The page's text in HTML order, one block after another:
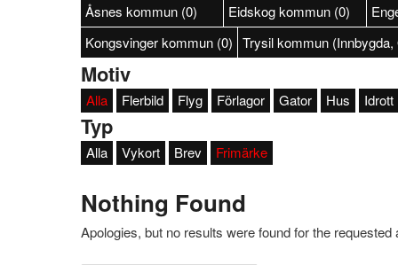
Åsnes kommun (0) Eidskog kommun (0)
Kongsvinger kommun (0) Trysil kommun
Motiv
Alla Flerbild Flyg Förlagor Gator Hus Idrott
Typ
Alla Vykort Brev Frimärke
Nothing Found
Apologies, but no results were found for the